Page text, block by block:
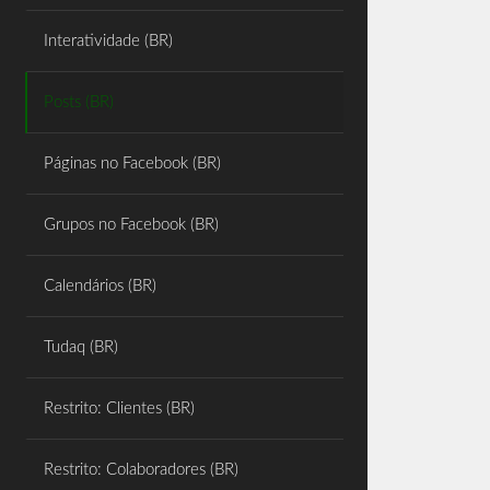
Interatividade (BR)
Posts (BR)
Páginas no Facebook (BR)
Grupos no Facebook (BR)
Calendários (BR)
Tudaq (BR)
Restrito: Clientes (BR)
Restrito: Colaboradores (BR)